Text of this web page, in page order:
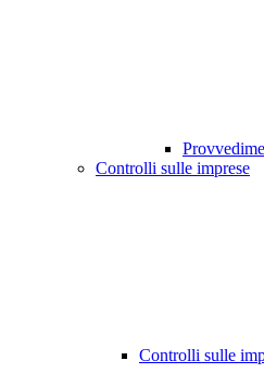
Controlli sulle imprese
Controlli sulle